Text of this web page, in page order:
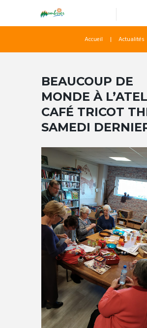
Accueil Actualités
BEAUCOUP DE
MONDE À
CAFÉ TRICOT
SAMEDI